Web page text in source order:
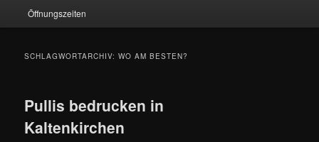
Öffnungszeiten
SCHLAGWORTARCHIV:WO AM BESTEN?
Pullis bedrucken in
Kaltenkirchen